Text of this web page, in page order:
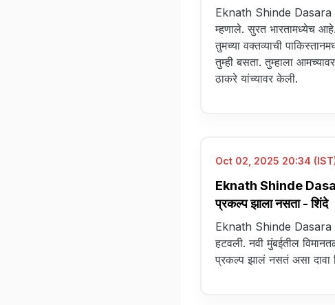
Eknath Shinde Dasara
म्हणाले. सुरत भारतामध्येच आहे.
तुमच्या वक्तव्याची
तुम्ही बसता. तुम्हाला
ठाकरे यांच्यावर केली.
Oct 02, 2025 20:34
Eknath Shinde
प्रकल्प झाला नसता - शिंदे
Eknath Shinde Dasara
हटवली. नवी मुंबईतील
प्रकल्प झालं नसतं असा दावा